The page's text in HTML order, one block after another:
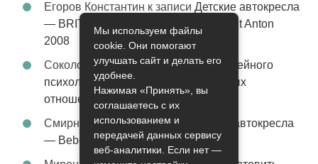
Егоров Константин к записиДетские автокресла
— BRITAX Evolva 1-2-3 (1-2-3) цвет St Anton
2008
Соколова Эльзак записиУслуги семейного
психолога – стабильность в семейных
отношениях
Смирнова Грацияк записи
Детские автокресла
— Bebe Confort Moby цвет Orange
Мы используем файлы
cookie. Они помогают
улучшать сайт и делать его
удобнее.
Нажимая «Принять», вы
соглашаетесь с их
использованием и
передачей данных сервису
веб-аналитики. Если нет —